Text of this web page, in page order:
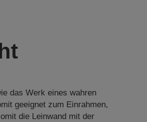
das Werk eines wahren
geeignet zum Einrahmen,
die Leinwand mit der